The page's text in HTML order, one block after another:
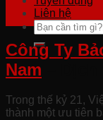
Liên hệ
Công Ty
Nam
Trong thế kỷ 21,
thành một ưu tiên